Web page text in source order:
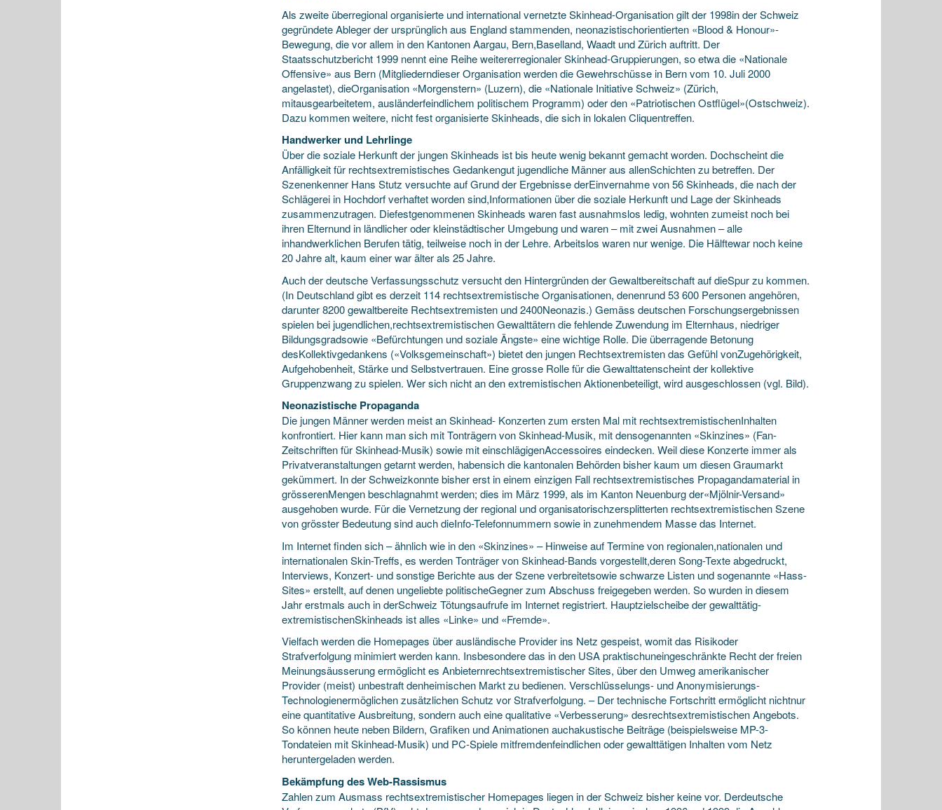
Als zweite überregional organisierte und international vernetzte Skinhead-Organisation gilt der 1998in der Schweiz
gegründete Ableger der ursprünglich aus England stammenden, neonazistischorientierten «Blood & Honour»-
Bewegung, die vor allem in den Kantonen Aargau, Bern,Baselland, Waadt und Zürich auftritt. Der
Staatsschutzbericht 1999 nennt eine Reihe weitererregionaler Skinhead-Gruppierungen, so etwa die «Nationale
Offensive» aus Bern (Mitgliederndieser Organisation werden die Gewehrschüsse in Bern vom 10. Juli 2000
angelastet), dieOrganisation «Morgenstern» (Luzern), die «Nationale Initiative Schweiz» (Zürich,
mitausgearbeitetem, ausländerfeindlichem politischem Programm) oder den «Patriotischen Ostflügel»(Ostschweiz).
Dazu kommen weitere, nicht fest organisierte Skinheads, die sich in lokalen Cliquentreffen.
Handwerker und Lehrlinge
Über die soziale Herkunft der jungen Skinheads ist bis heute wenig bekannt gemacht worden. Dochscheint die
Anfälligkeit für rechtsextremistisches Gedankengut jugendliche Männer aus allenSchichten zu betreffen. Der
Szenenkenner Hans Stutz versuchte auf Grund der Ergebnisse derEinvernahme von 56 Skinheads, die nach der
Schlägerei in Hochdorf verhaftet worden sind,Informationen über die soziale Herkunft und Lage der Skinheads
zusammenzutragen. Diefestgenommenen Skinheads waren fast ausnahmslos ledig, wohnten zumeist noch bei
ihren Elternund in ländlicher oder kleinstädtischer Umgebung und waren – mit zwei Ausnahmen – alle
inhandwerklichen Berufen tätig, teilweise noch in der Lehre. Arbeitslos waren nur wenige. Die Hälftewar noch keine
20 Jahre alt, kaum einer war älter als 25 Jahre.
Auch der deutsche Verfassungsschutz versucht den Hintergründen der Gewaltbereitschaft auf dieSpur zu kommen.
(In Deutschland gibt es derzeit 114 rechtsextremistische Organisationen, denenrund 53 600 Personen angehören,
darunter 8200 gewaltbereite Rechtsextremisten und 2400Neonazis.) Gemäss deutschen Forschungsergebnissen
spielen bei jugendlichen,rechtsextremistischen Gewalttätern die fehlende Zuwendung im Elternhaus, niedriger
Bildungsgradsowie «Befürchtungen und soziale Ängste» eine wichtige Rolle. Die überragende Betonung
desKollektivgedankens («Volksgemeinschaft») bietet den jungen Rechtsextremisten das Gefühl vonZugehörigkeit,
Aufgehobenheit, Stärke und Selbstvertrauen. Eine grosse Rolle für die Gewalttatenscheint der kollektive
Gruppenzwang zu spielen. Wer sich nicht an den extremistischen Aktionenbeteiligt, wird ausgeschlossen (vgl. Bild).
Neonazistische Propaganda
Die jungen Männer werden meist an Skinhead- Konzerten zum ersten Mal mit rechtsextremistischenInhalten
konfrontiert. Hier kann man sich mit Tonträgern von Skinhead-Musik, mit densogenannten «Skinzines» (Fan-
Zeitschriften für Skinhead-Musik) sowie mit einschlägigenAccessoires eindecken. Weil diese Konzerte immer als
Privatveranstaltungen getarnt werden, habensich die kantonalen Behörden bisher kaum um diesen Graumarkt
gekümmert. In der Schweizkonnte bisher erst in einem einzigen Fall rechtsextremistisches Propagandamaterial in
grösserenMengen beschlagnahmt werden; dies im März 1999, als im Kanton Neuenburg der«Mjölnir-Versand»
ausgehoben wurde. Für die Vernetzung der regional und organisatorischzersplitterten rechtsextremistischen Szene
von grösster Bedeutung sind auch dieInfo-Telefonnummern sowie in zunehmendem Masse das Internet.
Im Internet finden sich – ähnlich wie in den «Skinzines» – Hinweise auf Termine von regionalen,nationalen und
internationalen Skin-Treffs, es werden Tonträger von Skinhead-Bands vorgestellt,deren Song-Texte abgedruckt,
Interviews, Konzert- und sonstige Berichte aus der Szene verbreitetsowie schwarze Listen und sogenannte «Hass-
Sites» erstellt, auf denen ungeliebte politischeGegner zum Abschuss freigegeben werden. So wurden in diesem
Jahr erstmals auch in derSchweiz Tötungsaufrufe im Internet registriert. Hauptzielscheibe der gewalttätig-
extremistischenSkinheads ist alles «Linke» und «Fremde».
Vielfach werden die Homepages über ausländische Provider ins Netz gespeist, womit das Risikoder
Strafverfolgung minimiert werden kann. Insbesondere das in den USA praktischuneingeschränkte Recht der freien
Meinungsäusserung ermöglicht es Anbieternrechtsextremistischer Sites, über den Umweg amerikanischer
Provider (meist) unbestraft denheimischen Markt zu bedienen. Verschlüsselungs- und Anonymisierungs-
Technologienermöglichen zusätzlichen Schutz vor Strafverfolgung. – Der technische Fortschritt ermöglicht nichtnur
eine quantitative Ausbreitung, sondern auch eine qualitative «Verbesserung» desrechtsextremistischen Angebots.
So können heute neben Bildern, Grafiken und Animationen auchakustische Beiträge (beispielsweise MP-3-
Tondateien mit Skinhead-Musik) und PC-Spiele mitfremdenfeindlichen oder gewalttätigen Inhalten vom Netz
heruntergeladen werden.
Bekämpfung des Web-Rassismus
Zahlen zum Ausmass rechtsextremistischer Homepages liegen in der Schweiz bisher keine vor. Derdeutsche